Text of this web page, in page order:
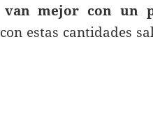
van mejor con un
con estas cantidades